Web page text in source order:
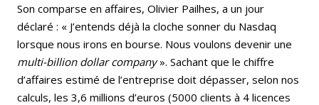
Son comparse en affaires, Olivier Pailhes, a un jour
déclaré : « J’entends déjà la cloche sonner du Nasdaq
lorsque nous irons en bourse. Nous voulons devenir une
multi-billion dollar company». Sachant que le chiffre
d’affaires estimé de l’entreprise doit dépasser, selon nos
calculs, les 3,6 millions d’euros (5000 clients à 4 licences